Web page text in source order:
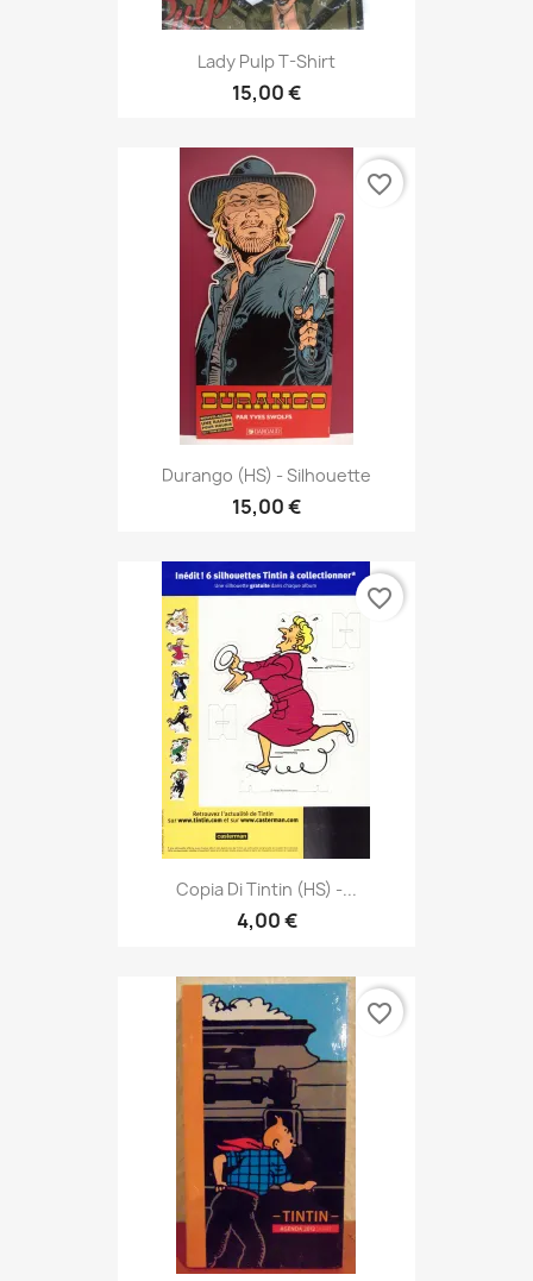
Lady Pulp T-Shirt
15,00 €
Durango (HS) - Silhouette
15,00 €
favorite_border
Copia Di Tintin (HS) -...
4,00 €
favorite_border
favorite_border